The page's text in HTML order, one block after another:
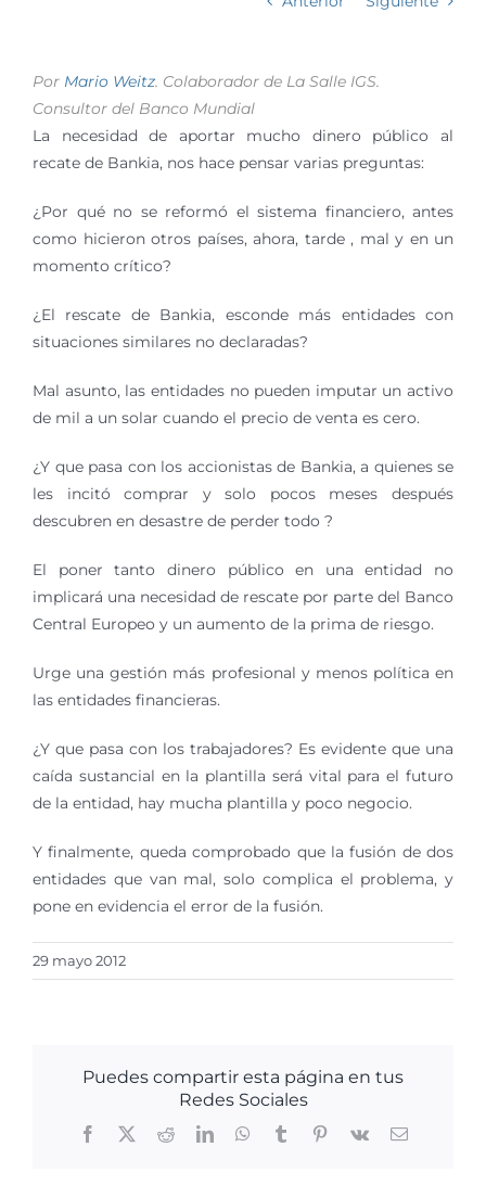
Por Mario Weitz. Colaborador de La Salle IGS.
Consultor del Banco Mundial
La necesidad de aportar mucho dinero público al
recate de Bankia, nos hace pensar varias preguntas:
¿Por qué no se reformó el sistema financiero, antes
como hicieron otros países, ahora, tarde , mal y en un
momento crítico?
¿El rescate de Bankia, esconde más entidades con
situaciones similares no declaradas?
Mal asunto, las entidades no pueden imputar un activo
de mil a un solar cuando el precio de venta es cero.
¿Y que pasa con los accionistas de Bankia, a quienes se
les incitó comprar y solo pocos meses después
descubren en desastre de perder todo ?
El poner tanto dinero público en una entidad no
implicará una necesidad de rescate por parte del Banco
Central Europeo y un aumento de la prima de riesgo.
Urge una gestión más profesional y menos política en
las entidades financieras.
¿Y que pasa con los trabajadores? Es evidente que una
caída sustancial en la plantilla será vital para el futuro
de la entidad, hay mucha plantilla y poco negocio.
Y finalmente, queda comprobado que la fusión de dos
entidades que van mal, solo complica el problema, y
pone en evidencia el error de la fusión.
29 mayo 2012
Puedes compartir esta página en tus
Redes Sociales
Facebook
X RedditLinkedInWhatsApp
TumblrPinterest
Vk
Correo